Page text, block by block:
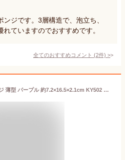
ジです。3層構造で、泡立ち、
ていますのでおすすめです。
全てのおすすめコメント (2件) >
アイセン 長持ち スポンジ 薄型 パープル 約7.2×16.5×2.1cm KY502 【メール便】 ( 耐久性 食器用 食器用スポンジ キッチン 台所 洗い物 食器 皿 お皿 グラス 鍋 )